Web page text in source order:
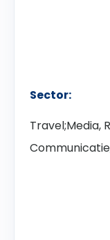
Sector:
Travel;Media,